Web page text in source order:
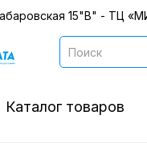
15"В" - ТЦ
Каталог товаров